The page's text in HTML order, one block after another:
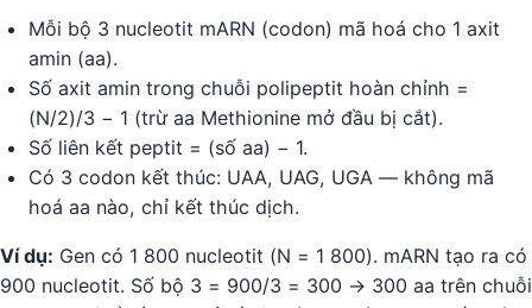
Mỗi bộ 3 nucleotit mARN (codon) mã hoá cho 1 axit
amin (aa).
Số axit amin trong chuỗi polipeptit hoàn chỉnh =
(N/2)/3 − 1 (trừ aa Methionine mở đầu bị cắt).
Số liên kết peptit = (số aa) − 1.
Có 3 codon kết thúc: UAA, UAG, UGA — không mã
hoá aa nào, chỉ kết thúc dịch.
Ví dụ: Gen có 1 800 nucleotit (N = 1 800). mARN tạo ra có
900 nucleotit. Số bộ 3 = 900/3 = 300 → 300 aa trên chuỗi